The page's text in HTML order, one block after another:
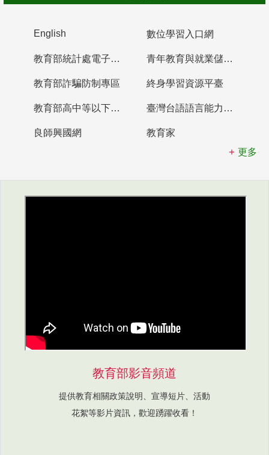
English 數位學習入口網
教育部統計處電子書櫃 青年教育與就業儲蓄帳戶
教育部詐騙防制專區 終身學習資源平臺
教育部高中等以下學校及幼兒園教師資格檢定考試 臺灣台語語言能力認證網站
良師興國網
教育家
更多
教育部影音頻道
提供教育相關政策說明、宣導短片、活動
花絮等影片資訊，歡迎踴躍收看！